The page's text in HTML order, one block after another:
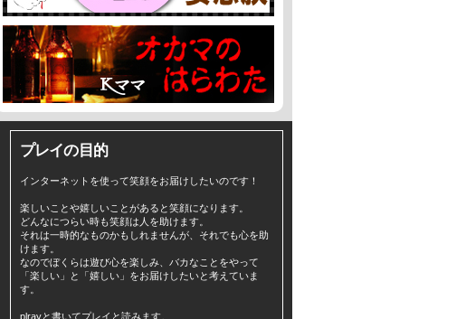
プレイの目的
インターネットを使って笑顔をお届けしたいのです！
楽しいことや嬉しいことがあると笑顔になります。
どんなにつらい時も笑顔は人を助けます。
それは一時的なものかもしれませんが、それでも心を助
けます。
なのでぼくらは遊び心を楽しみ、バカなことをやって
「楽しい」と「嬉しい」をお届けしたいと考えていま
す。
plrayと書いてプレイと読みます。